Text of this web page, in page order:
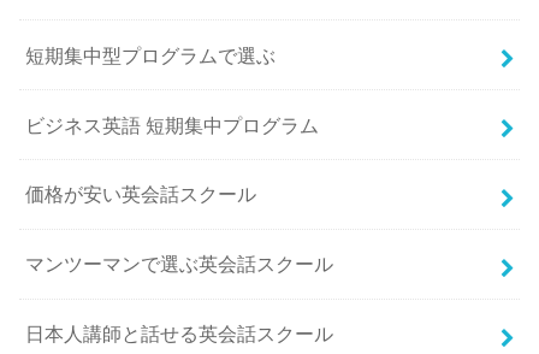
短期集中型プログラムで選ぶ
ビジネス英語 短期集中プログラム
価格が安い英会話スクール
マンツーマンで選ぶ英会話スクール
日本人講師と話せる英会話スクール